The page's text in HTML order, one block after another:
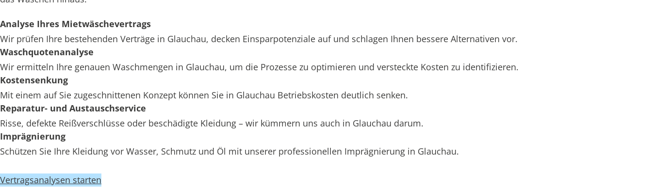
Analyse Ihres Mietwäschevertrags
Wir prüfen Ihre bestehenden Verträge in Glauchau, decken Einsparpotenziale auf und schlagen Ihnen bessere Alternativen vor.
Waschquotenanalyse
Wir ermitteln Ihre genauen Waschmengen in Glauchau, um die Prozesse zu optimieren und versteckte Kosten zu identifizieren.
Kostensenkung
Mit einem auf Sie zugeschnittenen Konzept können Sie in Glauchau Betriebskosten deutlich senken.
Reparatur- und Austauschservice
Risse, defekte Reißverschlüsse oder beschädigte Kleidung – wir kümmern uns auch in Glauchau darum.
Imprägnierung
Schützen Sie Ihre Kleidung vor Wasser, Schmutz und Öl mit unserer professionellen Imprägnierung in Glauchau.
Vertragsanalysen starten